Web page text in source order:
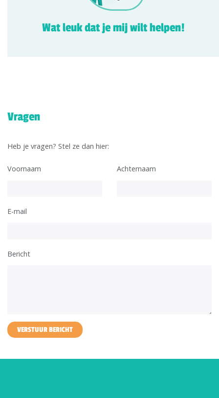
Wat leuk dat je mij wilt helpen!
Vragen
Heb je vragen? Stel ze dan hier:
Voornaam Achternaam
E-mail
Bericht
VERSTUUR BERICHT